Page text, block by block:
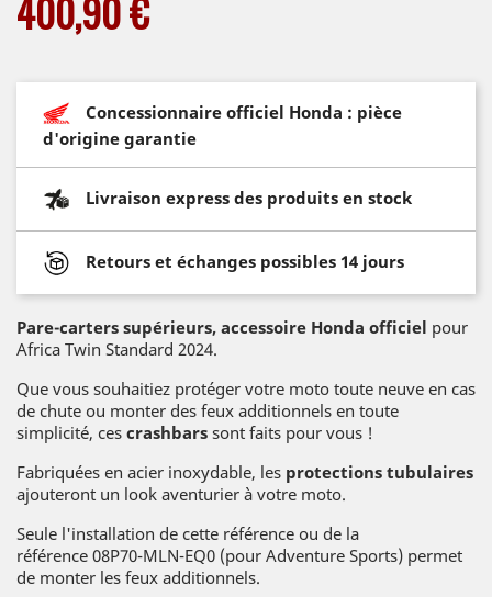
400,90 €
Concessionnaire officiel Honda : pièce
d'origine garantie
Livraison express des produits en stock
Retours et échanges possibles 14 jours
Pare-carters supérieurs, accessoire Honda officiel pour
Africa Twin Standard 2024.
Que vous souhaitiez protéger votre moto toute neuve en cas
de chute ou monter des feux additionnels en toute
simplicité, ces crashbars sont faits pour vous !
Fabriquées en acier inoxydable, les protections tubulaires
ajouteront un look aventurier à votre moto.
Seule l'installation de cette référence ou de la
référence 08P70-MLN-EQ0 (pour Adventure Sports) permet
de monter les feux additionnels.